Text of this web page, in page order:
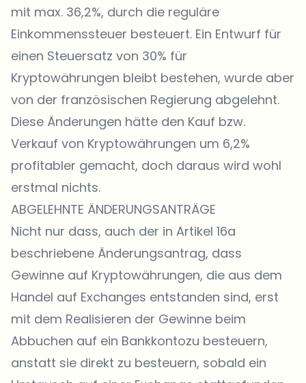
mit max. 36,2%, durch die reguläre
Einkommenssteuer besteuert. Ein Entwurf für
einen Steuersatz von 30% für
Kryptowährungen bleibt bestehen, wurde aber
von der französischen Regierung abgelehnt.
Diese Änderungen hätte den Kauf bzw.
Verkauf von Kryptowährungen um 6,2%
profitabler gemacht, doch daraus wird wohl
erstmal nichts.
ABGELEHNTE ÄNDERUNGSANTRÄGE
Nicht nur dass, auch der in Artikel 16a
beschriebene Änderungsantrag, dass
Gewinne auf Kryptowährungen, die aus dem
Handel auf Exchanges entstanden sind, erst
mit dem Realisieren der Gewinne beim
Abbuchen auf ein Bankkontozu besteuern,
anstatt sie direkt zu besteuern, sobald ein